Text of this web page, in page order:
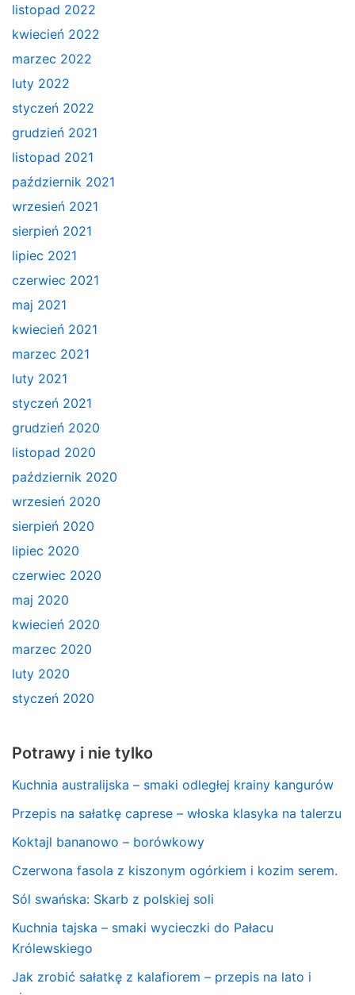
listopad 2022
kwiecień 2022
marzec 2022
luty 2022
styczeń 2022
grudzień 2021
listopad 2021
październik 2021
wrzesień 2021
sierpień 2021
lipiec 2021
czerwiec 2021
maj 2021
kwiecień 2021
marzec 2021
luty 2021
styczeń 2021
grudzień 2020
listopad 2020
październik 2020
wrzesień 2020
sierpień 2020
lipiec 2020
czerwiec 2020
maj 2020
kwiecień 2020
marzec 2020
luty 2020
styczeń 2020
Potrawy i nie tylko
Kuchnia australijska – smaki odległej krainy kangurów
Przepis na sałatkę caprese – włoska klasyka na talerzu
Koktajl bananowo – borówkowy
Czerwona fasola z kiszonym ogórkiem i kozim serem.
Sól swańska: Skarb z polskiej soli
Kuchnia tajska – smaki wycieczki do Pałacu
Królewskiego
Jak zrobić sałatkę z kalafiorem – przepis na lato i